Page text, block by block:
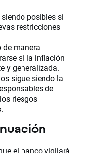
posibles si
restricciones
de manera
si la inflación
y generalizada.
sigue siendo la
de
riesgos
el banco vigilará